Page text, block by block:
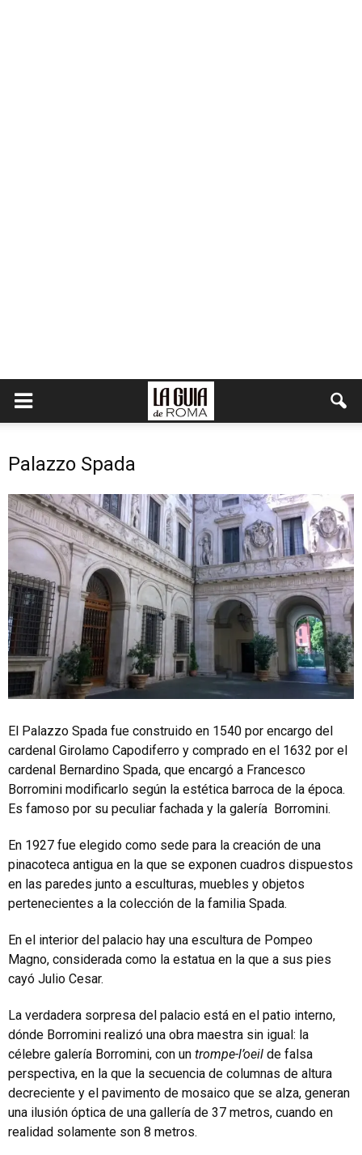
Palazzo Spada
El Palazzo Spada fue construido en 1540 por encargo del
cardenal Girolamo Capodiferro y comprado en el 1632 por el
cardenal Bernardino Spada, que encargó a Francesco
Borromini modificarlo según la estética barroca de la época.
Es famoso por su peculiar fachada y la galería Borromini.
En 1927 fue elegido como sede para la creación de una
pinacoteca antigua en la que se exponen cuadros dispuestos
en las paredes junto a esculturas, muebles y objetos
pertenecientes a la colección de la familia Spada.
En el interior del palacio hay una escultura de Pompeo
Magno, considerada como la estatua en la que a sus pies
cayó Julio Cesar.
La verdadera sorpresa del palacio está en el patio interno,
dónde Borromini realizó una obra maestra sin igual: la
célebre galería Borromini, con un trompe-l’oeil de falsa
perspectiva, en la que la secuencia de columnas de altura
decreciente y el pavimento de mosaico que se alza, generan
una ilusión óptica de una gallería de 37 metros, cuando en
realidad solamente son 8 metros.